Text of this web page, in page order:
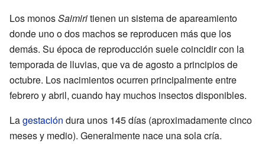
Los monosSaimiritienen un sistema de apareamiento
donde uno o dos machos se reproducen más que los
demás. Su época de reproducción suele coincidir con la
temporada de lluvias, que va de agosto a principios de
octubre. Los nacimientos ocurren principalmente entre
febrero y abril, cuando hay muchos insectos disponibles.
Lagestación dura unos 145 días (aproximadamente cinco
meses y medio). Generalmente nace una sola cría.